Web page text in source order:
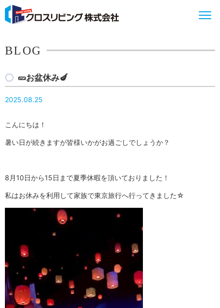
BLOG
🥒お盆休み🍆
2025.08.25
こんにちは！
暑い日が続きますが皆様いかがお過ごしでしょうか？
8月10日から15日まで夏季休暇を頂いておりました！
私はお休みを利用して家族で東京旅行へ行ってきました☆